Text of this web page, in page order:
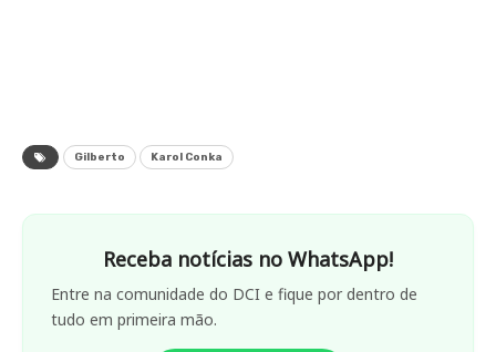
Gilberto Karol Conka
Receba notícias no WhatsApp!
Entre na comunidade do DCI e fique por dentro de
tudo em primeira mão.